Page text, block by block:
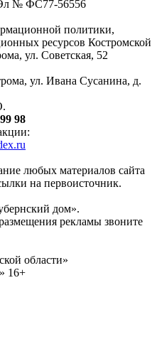
Эл № ФC77-56556
политики,
ресурсов Костромской
ул. Советская, 52
ул. Ивана Сусанина, д.
98
любых материалов сайта
на первоисточник.
дом».
рекламы звоните
области»
» 16+